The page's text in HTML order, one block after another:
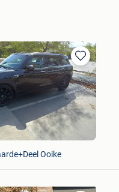
Bewaren
in
Mijn
Favorieten
Ooike